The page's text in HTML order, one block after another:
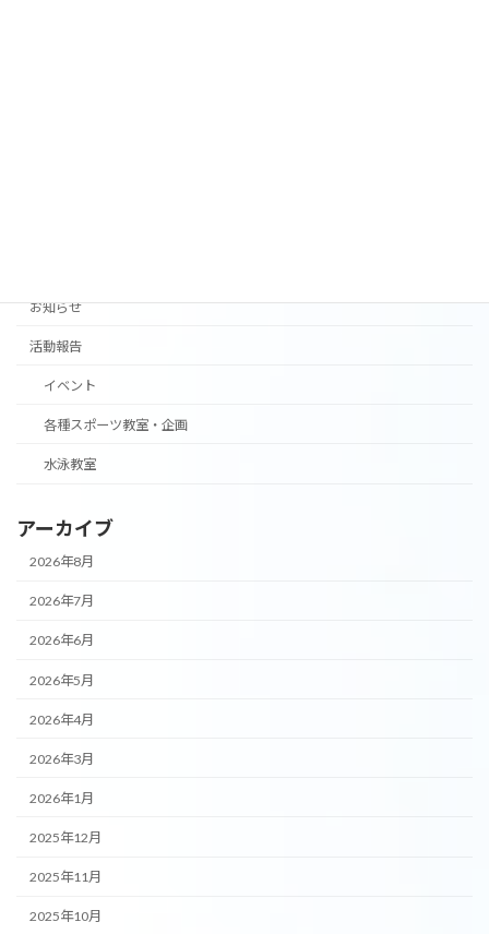
お知らせ
活動報告
イベント
各種スポーツ教室・企画
水泳教室
アーカイブ
2026年8月
2026年7月
2026年6月
2026年5月
2026年4月
2026年3月
2026年1月
2025年12月
2025年11月
2025年10月